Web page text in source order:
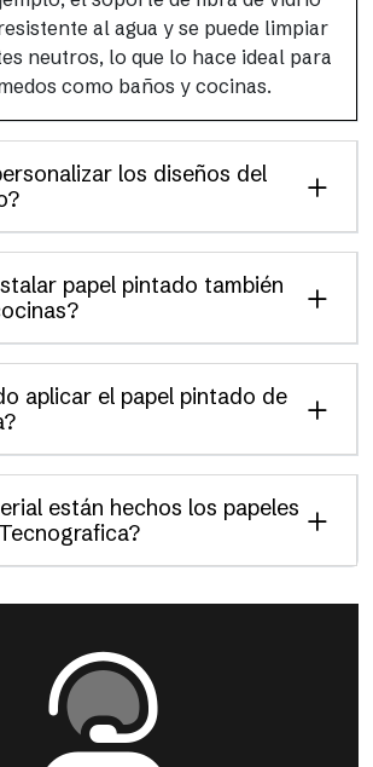
al agua y se puede limpiar
neutros, lo que lo hace ideal para
como baños y cocinas.
los diseños del
papel pintado también
aplicar el papel pintado de
están hechos los papeles